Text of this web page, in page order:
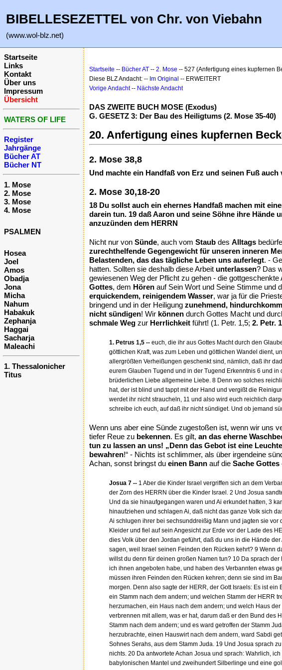
BIBELLESEZETTEL von Chr. von Viebahn
(www.wol-blz.net)
Startseite
Links
Kontakt
Über uns
Impressum
Übersicht
WATERS OF LIFE
Register
Jahrgänge
Bücher AT
Bücher NT
1. Mose
2. Mose
3. Mose
4. Mose
PSALMEN
Hosea
Joel
Amos
Obadja
Jona
Micha
Nahum
Habakuk
Zephanja
Haggai
Sacharja
Maleachi
1. Thessalonicher
Titus
Startseite -- Bücher AT -- 2. Mose -- 527 (Anfertigung eines kupfernen
Diese BLZ Andacht: -- Im Original -- ERWEITERT
Vorige Andacht-- Nächste Andacht
DAS ZWEITE BUCH MOSE (Exodus)
G. GESETZ 3: Der Bau des Heiligtums (2. Mose 35-40)
20. Anfertigung eines kupfernen
2. Mose 38,8
Und machte ein Handfaß von Erz und seinen Fuß
2. Mose 30,18-20
18 Du sollst auch ein ehernes Handfaß machen mit
darein tun. 19 daß Aaron und seine Söhne ihre Hände
anzuzünden dem HERRN
Nicht nur von Sünde, auch vom Staub des Alltags
zurechthelfende Gegengewicht für unseren inneren
Belastenden, das das tägliche Leben uns auferlegt. -
hatten. Sollten sie deshalb diese Arbeit unterlassen? Das
gewiesenen Weg der Pflicht zu gehen - die
Gottes, dem Hören auf Sein Wort und Seine Stimme und
erquickendem, reinigendem Wasser, war ja für die
bringend und in der Heiligung zunehmend,
nicht sündigen! Wir können durch Gottes Macht und
schmale Weg zur Herrlichkeit führt! (1. Petr. 1,5; 2. Petr.
1. Petrus 1,5 -- euch, die ihr aus Gottes Macht durch den
göttlichen Kraft, was zum Leben und göttlichen Wandel dient,
allergrößten Verheißungen geschenkt sind, nämlich, daß ihr
eurem Glauben Tugend und in der Tugend Erkenntnis 6 und
brüderlichen Liebe allgemeine Liebe. 8 Denn wo solches
hat, der ist blind und tappt mit der Hand und vergißt die
werdet ihr nicht straucheln, 11 und also wird euch reichlich
schreibe ich euch, auf daß ihr nicht sündiget. Und ob jemand
Wenn uns aber eine Sünde zugestoßen ist, wenn wir uns
tiefer Reue zu bekennen. Es gilt, an das eherne
tun zu lassen an uns! „Denn das Gebot ist eine
bewahren!“ - Nichts ist schlimmer, als über irgendeine
Achan, sonst bringst du einen Bann auf die Sache
Josua 7 -- 1 Aber die Kinder Israel vergriffen sich an dem
der Zorn des HERRN über die Kinder Israel. 2 Und Josua
Und da sie hinaufgegangen waren und Ai erkundet hatten, 3
hinaufziehen und schlagen Ai, daß nicht das ganze Volk sich
Ai schlugen ihrer bei sechsunddreißig Mann und jagten sie vor
Kleider und fiel auf sein Angesicht zur Erde vor der Lade des
dies Volk über den Jordan geführt, daß du uns in die Hände
sagen, weil Israel seinen Feinden den Rücken kehrt? 9 Wenn
willst du denn für deinen großen Namen tun? 10 Da sprach
ich ihnen angeboten habe, und haben des Verbannten etwas
müssen ihren Feinden den Rücken kehren; denn sie sind im
morgen. Denn also sagte der HERR, der Gott Israels: Es ist
ein Stamm nach dem andern; und welchen Stamm der HERR
herzumachen, ein Haus nach dem andern; und welch Haus
verbrennen mit allem, was er hat, darum daß er den Bund des
Stamm nach dem andern; und es ward getroffen der Stamm
herzubrachte, einen Hauswirt nach dem andern, ward Sabdi
Sohnes Serahs, aus dem Stamm Juda. 19 Und Josua sprach
nichts. 20 Da antwortete Achan Josua und sprach: Wahrlich,
babylonischen Mantel und zweihundert Silberlinge und eine